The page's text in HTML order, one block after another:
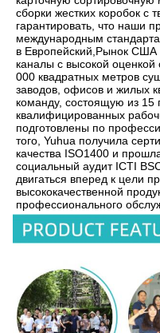
сборки жестких коробок с
гарантировать, что наши
международным
в Европейский,Рынок США
каналы с высокой
000 квадратных метров
заводов, офисов и жилых
команду, состоящую из
квалифицированных
подготовлены по
того, Yuhua получила
качества ISO1400 и
социальный аудит ICTI
двигаться вперед к цели
высококачественной
профессионального